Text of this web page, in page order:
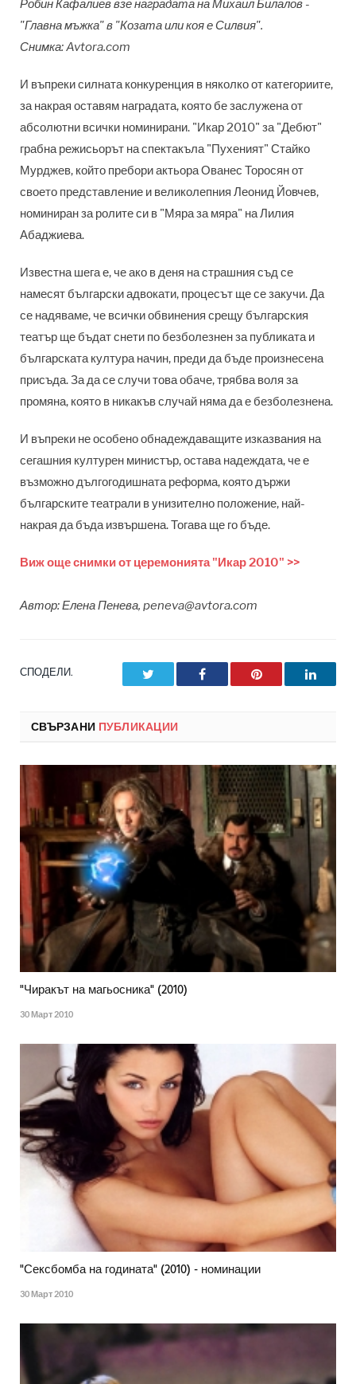
Робин Кафалиев взе наградата на Михаил Билалов -
"Главна мъжка" в "Козата или коя е Силвия".
Снимка: Avtora.com
И въпреки силната конкуренция в няколко от категориите,
за накрая оставям наградата, която бе заслужена от
абсолютни всички номинирани. "Икар 2010" за "Дебют"
грабна режисьорът на спектакъла "Пухеният" Стайко
Мурджев, който пребори актьора Ованес Торосян от
своето представление и великолепния Леонид Йовчев,
номиниран за ролите си в "Мяра за мяра" на Лилия
Абаджиева.
Известна шега е, че ако в деня на страшния съд се
намесят български адвокати, процесът ще се закучи. Да
се надяваме, че всички обвинения срещу българския
театър ще бъдат снети по безболезнен за публиката и
българската култура начин, преди да бъде произнесена
присъда. За да се случи това обаче, трябва воля за
промяна, която в никакъв случай няма да е безболезнена.
И въпреки не особено обнадеждаващите изказвания на
сегашния културен министър, остава надеждата, че е
възможно дългогодишната реформа, която държи
българските театрали в унизително положение, най-
накрая да бъда извършена. Тогава ще го бъде.
Виж още снимки от церемонията "Икар 2010" >>
Автор: Елена Пенева, peneva@avtora.com
СПОДЕЛИ. Facebook Pinterest
СВЪРЗАНИ ПУБЛИКАЦИИ
"Чиракът на магьосника" (2010)
30 Март 2010
"Сексбомба на годината" (2010) - номинации
30 Март 2010